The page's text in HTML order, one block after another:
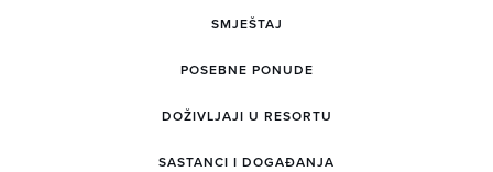
SMJEŠTAJ
POSEBNE PONUDE
DOŽIVLJAJI U RESORTU
SASTANCI I DOGAĐANJA